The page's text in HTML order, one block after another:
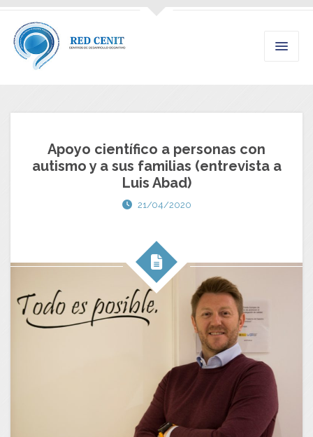
Apoyo científico a personas con
autismo y a sus familias (entrevista a
Luis Abad)
21/04/2020